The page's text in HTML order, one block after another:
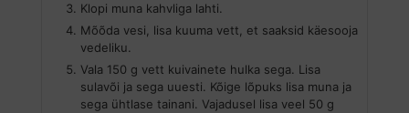
Klopi muna kahvliga lahti.
Mõõda vesi, lisa kuuma vett, et saaksid käesooja
vedeliku.
Vala 150 g vett kuivainete hulka sega. Lisa
sulavõi ja sega uuesti. Kõige lõpuks lisa muna ja
sega ühtlase tainani. Vajadusel lisa veel 50 g